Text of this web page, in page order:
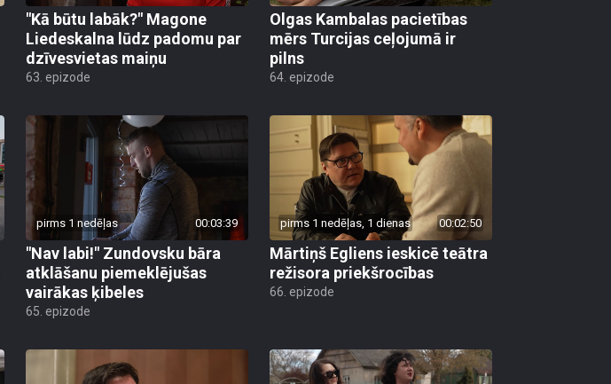
"Kā būtu labāk?" Magone
Liedeskalna lūdz padomu par
dzīvesvietas maiņu
63. epizode
Olgas Kambalas pacietības
mērs Turcijas ceļojumā ir
pilns
64. epizode
pirms 1 nedēļas 00:03:39
"Nav labi!" Zundovsku bāra
atklāšanu piemeklējušas
vairākas ķibeles
65. epizode
pirms 1 nedēļas, 1 dienas 00:02:50
Mārtiņš Egliens ieskicē teātra
režisora priekšrocības
66. epizode